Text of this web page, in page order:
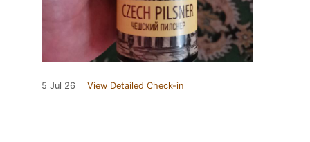
5 Jul 26 View Detailed Check-in